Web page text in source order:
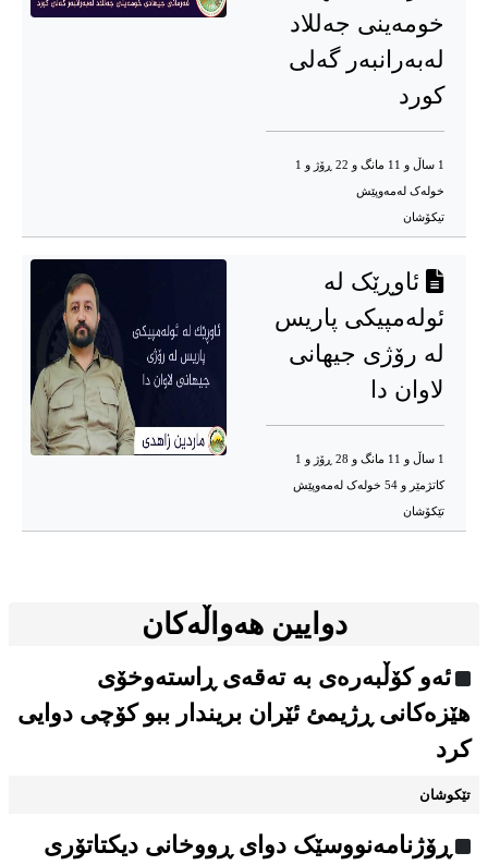
خومەینی جەللاد
لەبەرانبەر گه‌لی
کورد
1 ساڵ و 11 مانگ و 22 ڕۆژ و 1
خوله‌ک له‌مه‌وپێش‌
تیکۆشان
ئاوڕێک لە
ئولەمپیکی پاریس
لە رۆژی جیهانی
لاوان دا
1 ساڵ و 11 مانگ و 28 ڕۆژ و 1
کاتژمێر و 54 خوله‌ک له‌مه‌وپێش‌
تێکۆشان
دوایین هەواڵەکان
ئەو کۆڵبەرەی بە تەقەی ڕاستەوخۆی
هێزەکانی ڕژیمئ ئێران بریندار ببو کۆچی دوایی
کرد
تێکوشان
ڕۆژنامەنووسێک دوای ڕووخانی دیکتاتۆری